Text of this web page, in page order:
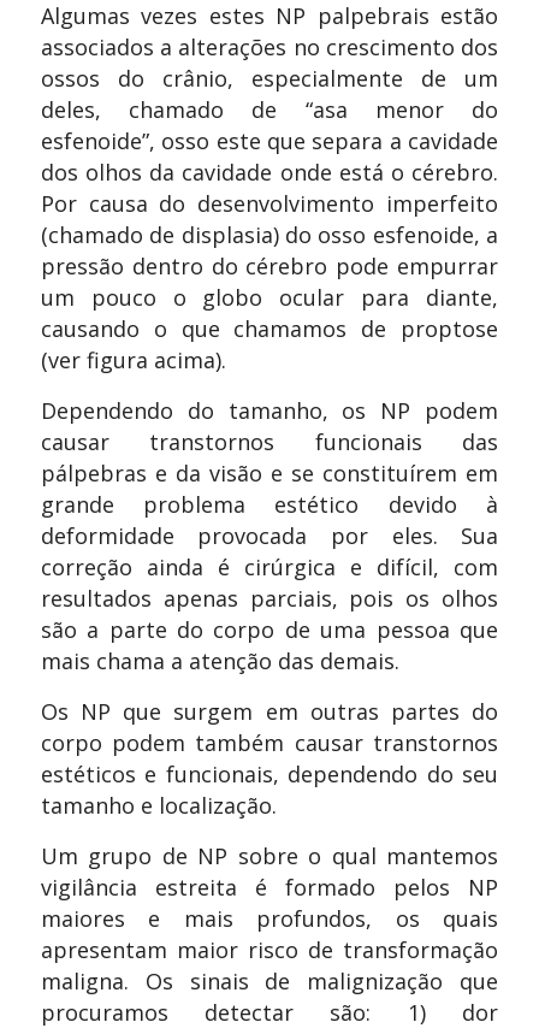
Algumas vezes estes NP palpebrais estão
associados a alterações no crescimento dos
ossos do crânio, especialmente de um
deles, chamado de “asa menor do
esfenoide”, osso este que separa a cavidade
dos olhos da cavidade onde está o cérebro.
Por causa do desenvolvimento imperfeito
(chamado de displasia) do osso esfenoide, a
pressão dentro do cérebro pode empurrar
um pouco o globo ocular para diante,
causando o que chamamos de proptose
(ver figura acima).
Dependendo do tamanho, os NP podem
causar transtornos funcionais das
pálpebras e da visão e se constituírem em
grande problema estético devido à
deformidade provocada por eles. Sua
correção ainda é cirúrgica e difícil, com
resultados apenas parciais, pois os olhos
são a parte do corpo de uma pessoa que
mais chama a atenção das demais.
Os NP que surgem em outras partes do
corpo podem também causar transtornos
estéticos e funcionais, dependendo do seu
tamanho e localização.
Um grupo de NP sobre o qual mantemos
vigilância estreita é formado pelos NP
maiores e mais profundos, os quais
apresentam maior risco de transformação
maligna. Os sinais de malignização que
procuramos detectar são: 1) dor